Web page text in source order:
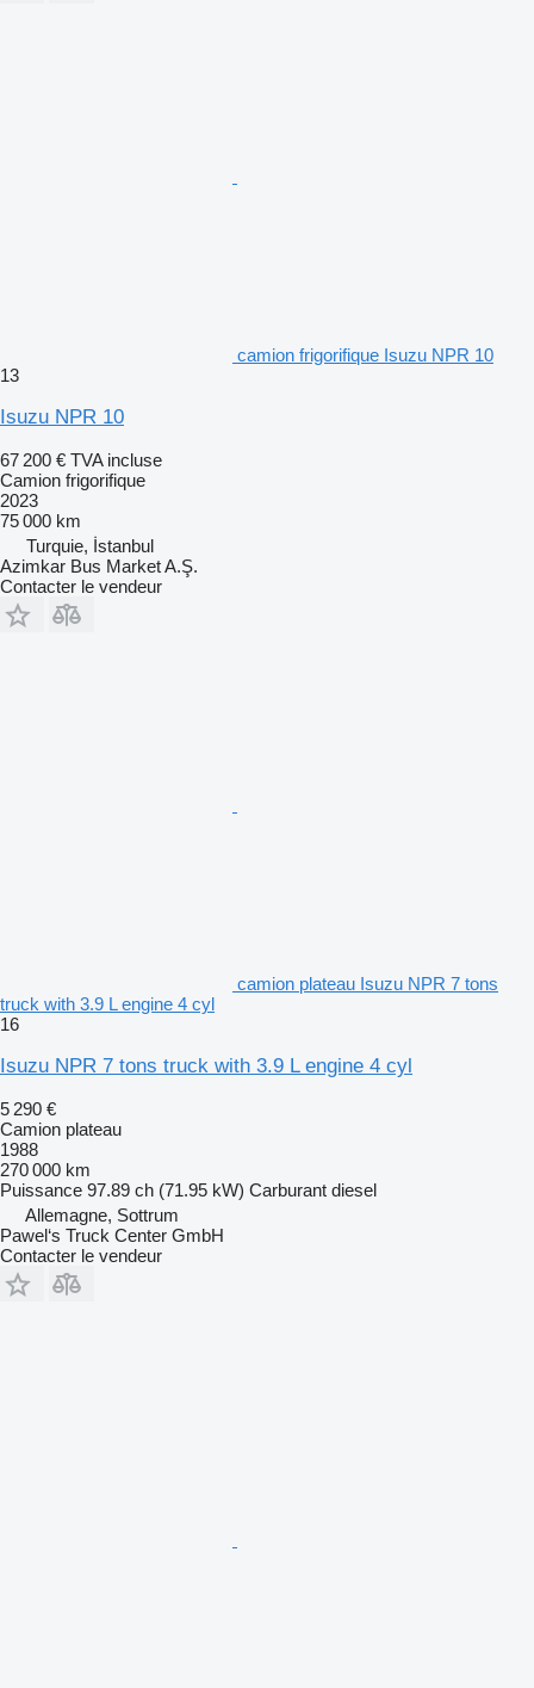
camion frigorifique Isuzu NPR 10
13
Isuzu NPR 10
67 200 € TVA incluse
Camion frigorifique
2023
75 000 km
Turquie, İstanbul
Azimkar Bus Market A.Ş.
Contacter le vendeur
camion plateau Isuzu NPR 7 tons
truck with 3.9 L engine 4 cyl
16
Isuzu NPR 7 tons truck with 3.9 L engine 4 cyl
5 290 €
Camion plateau
1988
270 000 km
Puissance 97.89 ch (71.95 kW) Carburant diesel
Allemagne, Sottrum
Pawel‘s Truck Center GmbH
Contacter le vendeur